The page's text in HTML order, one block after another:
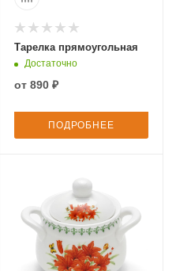
Тарелка прямоугольная
Достаточно
от 890 ₽
ПОДРОБНЕЕ